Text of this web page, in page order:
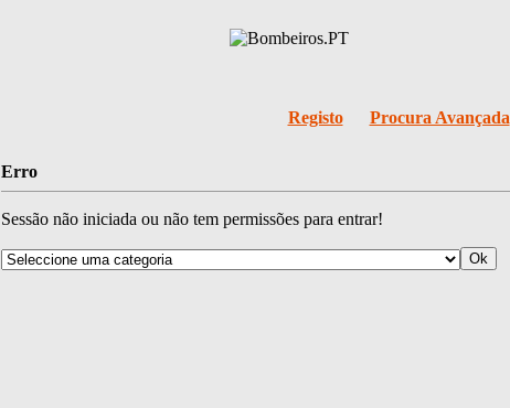
Registo Procura Avançada
Erro
Sessão não iniciada ou não tem permissões para entrar!